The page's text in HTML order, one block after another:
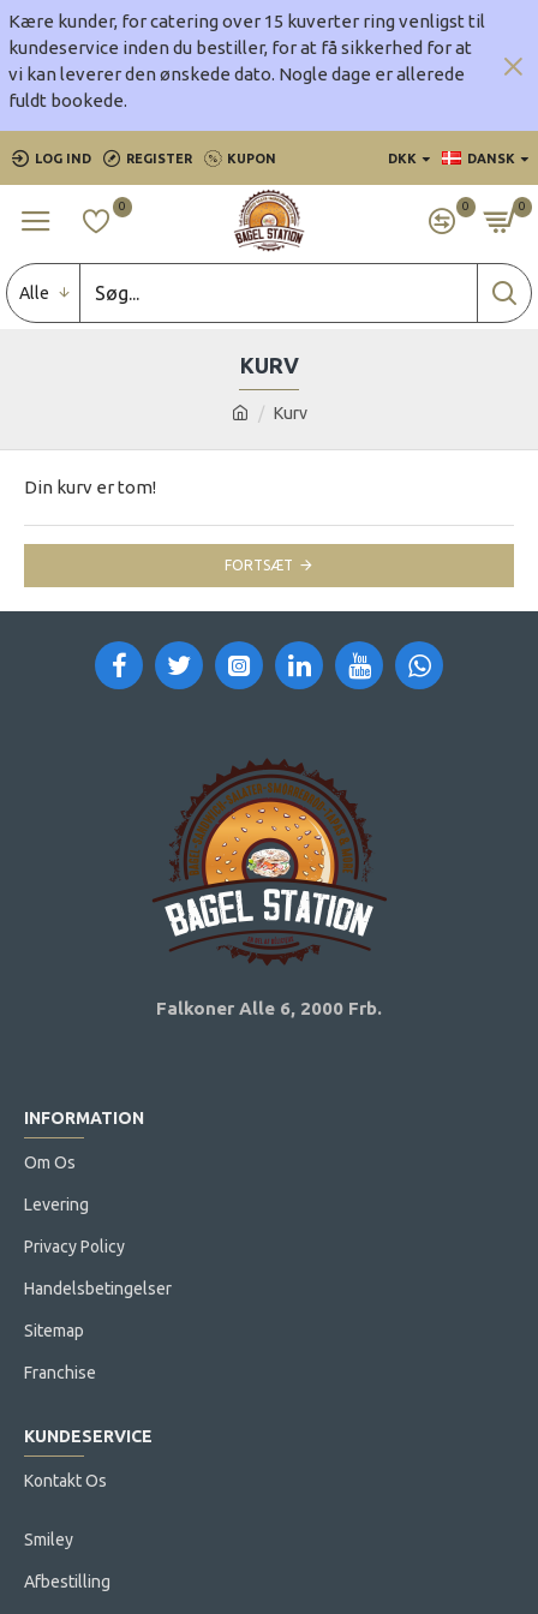
Kære kunder, for catering over 15 kuverter ring venligst til
kundeservice inden du bestiller, for at få sikkerhed for at
vi kan leverer den ønskede dato. Nogle dage er allerede
fuldt bookede.
LOG IND REGISTER KUPON DKK DANSK
0 0 0
Alle
Kurv
KURV
Din kurv er tom!
FORTSÆT
Falkoner Alle 6, 2000 Frb.
INFORMATION
Om Os
Levering
Privacy Policy
Handelsbetingelser
Sitemap
Franchise
KUNDESERVICE
Kontakt Os
Smiley
Afbestilling